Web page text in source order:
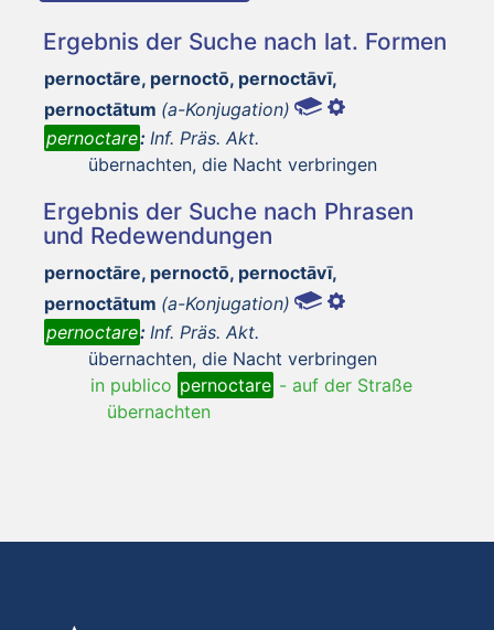
Ergebnis der Suche nach lat. Formen
pernoctāre, pernoctō, pernoctāvī,
pernoctātum (a-Konjugation)
pernoctare: Inf. Präs. Akt.
übernachten, die Nacht verbringen
Ergebnis der Suche nach Phrasen
und Redewendungen
pernoctāre, pernoctō, pernoctāvī,
pernoctātum (a-Konjugation)
pernoctare: Inf. Präs. Akt.
übernachten, die Nacht verbringen
in publico pernoctare - auf der Straße
übernachten